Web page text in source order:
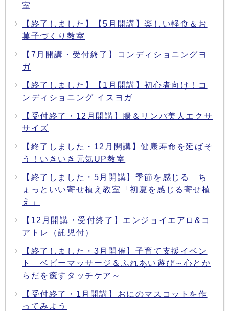
室
【終了しました】【5月開講】楽しい軽食＆お
菓子づくり教室
【7月開講・受付終了】コンディショニングヨ
ガ
【終了しました】【1月開講】初心者向け！コ
ンディショニング イスヨガ
【受付終了・12月開講】腸＆リンパ美人エクサ
サイズ
【終了しました・12月開講】健康寿命を延ばそ
う！いきいき元気UP教室
【終了しました・5月開講】季節を感じる ち
ょっといい寄せ植え教室「初夏を感じる寄せ植
え」
【12月開講・受付終了】エンジョイエアロ&コ
アトレ（託児付）
【終了しました・3月開催】子育て支援イベン
ト ベビーマッサージ＆ふれあい遊び～心とか
らだを癒すタッチケア～
【受付終了・1月開講】おにのマスコットを作
ってみよう